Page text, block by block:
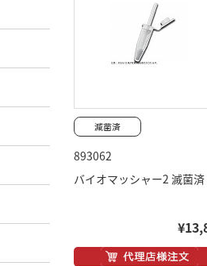
893062
バイオマッシャー2 滅菌済